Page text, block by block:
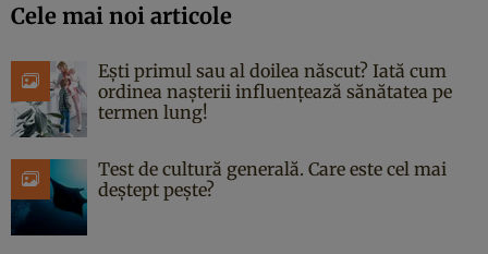
Cele mai noi articole
Ești primul sau al doilea născut? Iată cum
ordinea nașterii influențează sănătatea pe
termen lung!
Test de cultură generală. Care este cel mai
deștept pește?